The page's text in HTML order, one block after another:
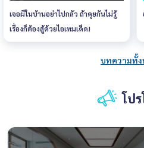
เจอผีในบ้านอย่าไปกลัว ถ้าคุยกันไม่รู้
เรื่องก็ต้องสู้ด้วยไอเทมเด็ด!
บทความทั้
โป